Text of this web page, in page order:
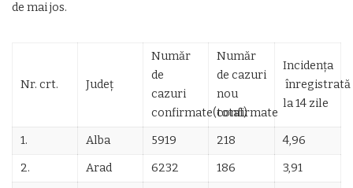
de mai jos.
Nr. crt. Județ
Număr
de
cazuri
confirmate(total)
Număr
de cazuri
nou
confirmate
Incidența
înregistrată
la 14 zile
1. Alba 5919 218 4,96
2. Arad 6232 186 3,91